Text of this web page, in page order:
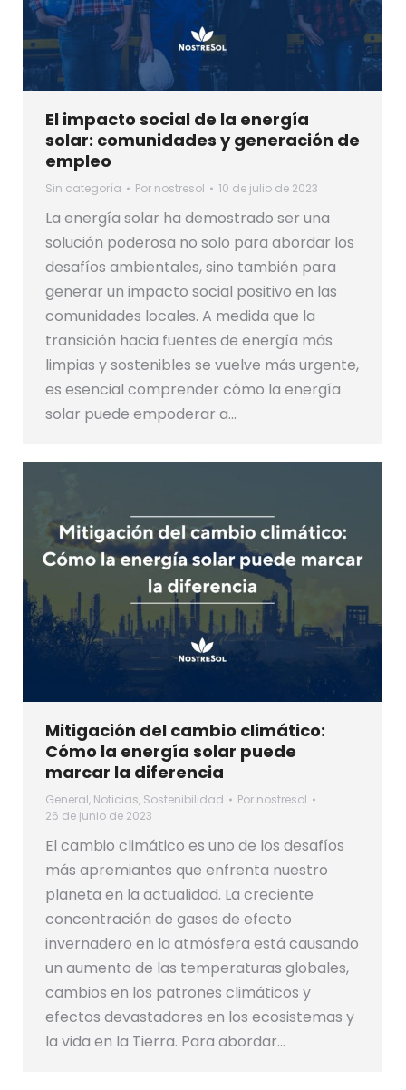
El impacto social de la energía
solar: comunidades y generación de
empleo
Sin categoría Por nostresol 10 de julio de 2023
La energía solar ha demostrado ser una
solución poderosa no solo para abordar los
desafíos ambientales, sino también para
generar un impacto social positivo en las
comunidades locales. A medida que la
transición hacia fuentes de energía más
limpias y sostenibles se vuelve más urgente,
es esencial comprender cómo la energía
solar puede empoderar a…
Mitigación del cambio climático:
Cómo la energía solar puede
marcar la diferencia
General, Noticias, Sostenibilidad Por nostresol
26 de junio de 2023
El cambio climático es uno de los desafíos
más apremiantes que enfrenta nuestro
planeta en la actualidad. La creciente
concentración de gases de efecto
invernadero en la atmósfera está causando
un aumento de las temperaturas globales,
cambios en los patrones climáticos y
efectos devastadores en los ecosistemas y
la vida en la Tierra. Para abordar…